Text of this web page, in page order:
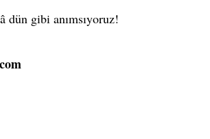
dün gibi anımsıyoruz!